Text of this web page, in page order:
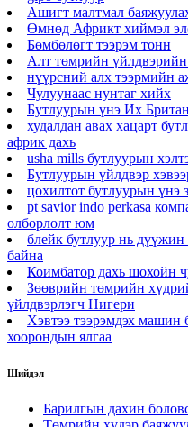
Ашигт малтмал
Өмнөд Африкт хиймэл
Бөмбөлөгт тээрэм тонн
Алт төмрийн
нүүрсний алх тээрмийн
Чулуунаас нунтаг хийх
Бутлуурын үнэ Их
худалдан авах хацарт
африк дахь
usha mills бутлуурын
Бутлуурын үйлдвэр
цохилтот бутлуурын үнэ
pt savior indo perkasa
олборлолт юм
блейк бутлуур нь дүүжин
байна
Коимбатор дахь шохойн
Зөөврийн төмрийн
үйлдвэрлэгч Нигери
Хэвтээ тээрэмдэх машин
хоорондын ялгаа
Шийдэл
Барилгын дахин